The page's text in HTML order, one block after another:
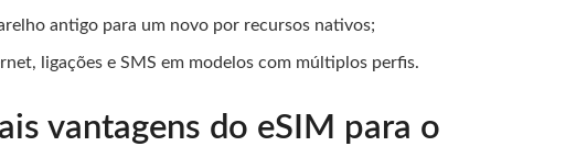
antigo para um novo por recursos nativos;
ligações e SMS em modelos com múltiplos perfis.
vantagens do eSIM para o